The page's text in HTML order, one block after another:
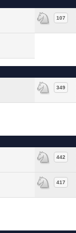
107
349
442
417